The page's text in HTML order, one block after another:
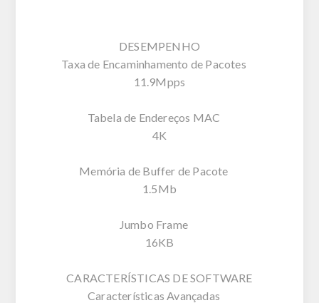
DESEMPENHO
Taxa de Encaminhamento de Pacotes
11.9Mpps
Tabela de Endereços MAC
4K
Memória de Buffer de Pacote
1.5Mb
Jumbo Frame
16KB
CARACTERÍSTICAS DE SOFTWARE
Características Avançadas